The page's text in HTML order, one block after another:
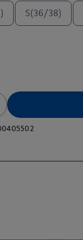
S(36/38)